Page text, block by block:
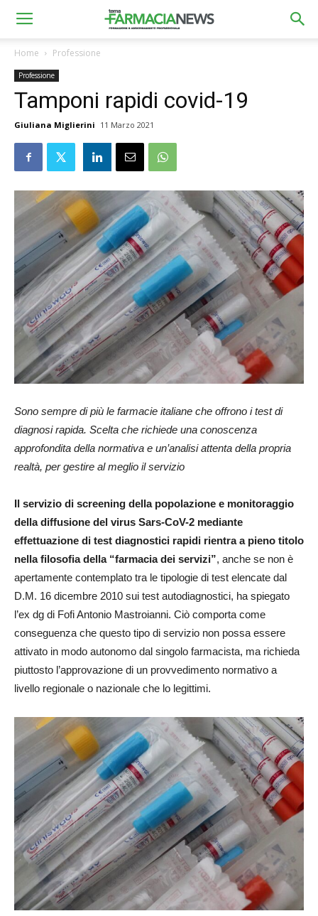
Home Professione
Professione
Tamponi rapidi covid-19
Giuliana Miglierini 11 Marzo 2021
Sono sempre di più le farmacie italiane che offrono i test di
diagnosi rapida. Scelta che richiede una conoscenza
approfondita della normativa e un’analisi attenta della propria
realtà, per gestire al meglio il servizio
Il servizio di screening della popolazione e monitoraggio
della diffusione del virus Sars-CoV-2 mediante
effettuazione di test diagnostici rapidi rientra a pieno titolo
nella filosofia della “farmacia dei servizi”, anche se non è
apertamente contemplato tra le tipologie di test elencate dal
D.M. 16 dicembre 2010 sui test autodiagnostici, ha spiegato
l’ex dg di Fofi Antonio Mastroianni. Ciò comporta come
conseguenza che questo tipo di servizio non possa essere
attivato in modo autonomo dal singolo farmacista, ma richieda
piuttosto l’approvazione di un provvedimento normativo a
livello regionale o nazionale che lo legittimi.